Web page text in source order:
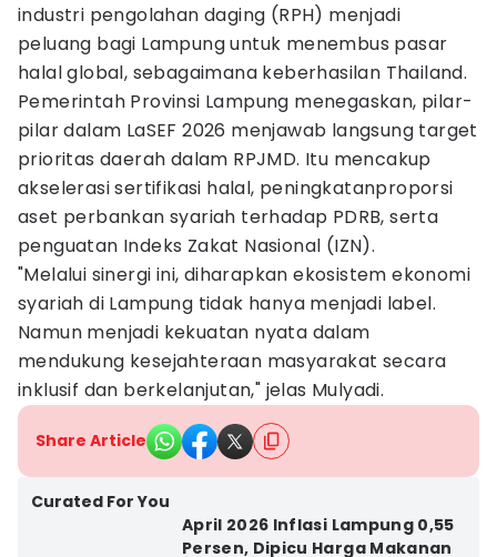
industri pengolahan daging (RPH) menjadi
peluang bagi Lampung untuk menembus pasar
halal global, sebagaimana keberhasilan Thailand.
Pemerintah Provinsi Lampung menegaskan, pilar-
pilar dalam LaSEF 2026 menjawab langsung target
prioritas daerah dalam RPJMD. Itu mencakup
akselerasi sertifikasi halal, peningkatanproporsi
aset perbankan syariah terhadap PDRB, serta
penguatan Indeks Zakat Nasional (IZN).
"Melalui sinergi ini, diharapkan ekosistem ekonomi
syariah di Lampung tidak hanya menjadi label.
Namun menjadi kekuatan nyata dalam
mendukung kesejahteraan masyarakat secara
inklusif dan berkelanjutan," jelas Mulyadi.
Share Article
Curated For You
April 2026 Inflasi Lampung 0,55
Persen, Dipicu Harga Makanan